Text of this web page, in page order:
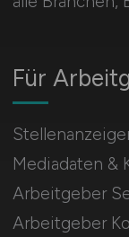
Für
Mediadaten &
Arbeitgeber
Arbeitgeber